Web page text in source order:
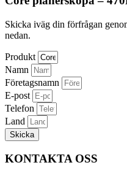
Skicka iväg din förfrågan
nedan.
Produkt
Namn
Företagsnamn
E-post
Telefon
Land
Skicka
KONTAKTA OSS